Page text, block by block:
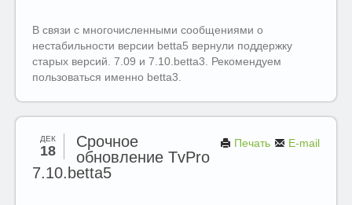
В связи с многочисленными сообщениями о
нестабильности версии betta5 вернули поддержку
старых версий. 7.09 и 7.10.betta3. Рекомендуем
пользоваться именно betta3.
E-mail
Печать
ДЕК
18
Срочное
обновление TvPro
7.10.betta5